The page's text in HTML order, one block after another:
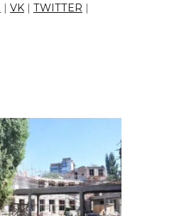
| VK | TWITTER |